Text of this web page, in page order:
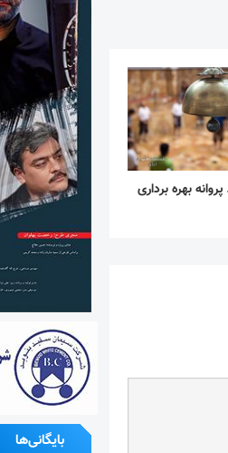
بهره برداری
بایگانی‌ها